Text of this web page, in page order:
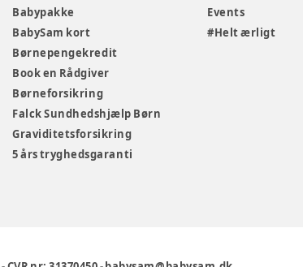
Babypakke
BabySam kort
Børnepengekredit
Book en Rådgiver
Børneforsikring
Falck Sundhedshjælp Børn
Graviditetsforsikring
5 års tryghedsgaranti
Events
#Helt ærligt